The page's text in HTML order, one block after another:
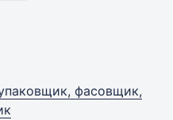
фасовщик,